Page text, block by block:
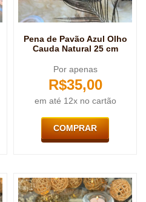
Pena de Pavão Azul Olho
Cauda Natural 25 cm
Por apenas
R$35,00
em até 12x no cartão
COMPRAR